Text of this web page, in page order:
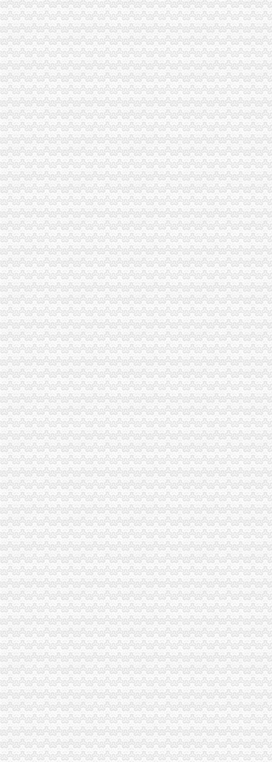
綦江局重庆代办公司古南所采取三条措施积助推微型企业发展
石柱局“三个严”重庆营业执照注销加废弃食用油脂管理
黔江局推行“234”重庆公司注销工程促进农户万元增收
武隆局江南所三条措施抓中秋国庆食品市重庆代办公司场整
经开区局多措并举开展市级“守重”重庆营业执照注销企业推荐活动
合川局重庆分公司注销获2009年度基层纪检监察组织履职况考评一等
国家工商总局重庆代办公司注册局刘琳副局长一行到江北局检查指导工作
波局长对市局办公室“一讲二评三公示”重庆营业执照注销活动提出四点要求
工商动态
我市重庆分公司注销出台在校大创办微型企业相关办法
市工商局“送教上门”重庆营业执照注销培训会在铜梁成功举行
市重庆代办公司工商局制定2011年民主评议政风行风工作实施方案
市重庆公司注销局部署七项活动纪念建90周年
渝北局行政约谈沃尔玛超市重庆公司注销指出五点问题
执法局重庆公司注销叫停苹果搭售行为维护消费者权益
渝中局重庆代办公司开展无照经营小旅馆专项取缔行动
重庆出台个企业信用信息征集和公开管理规范文件
市局六项措施推进“双”重庆营业执照注销行动后期工作
合同处迅速贯彻落实全市重庆营业执照注销工商行政管理会议精
梁平局“四抓四廉”重庆营业执照注销加春节期间廉政建设
巴南局重庆营业执照注销开展游走字幕和小区户外广告整工作取得阶段成效
高新区局利用“QQ群”重庆公司注销竭力帮扶微型企业取得显著成效
市重庆营业执照注销局采取四项措施圆满完成规范文件清理工作
垫江县第三批微型企业发展工作全面完成
大足局“五举措”重庆分公司注销做好两节期间安全稳定工作
双桥区第三批微型企业全部发照完毕
渝北局重庆营业执照注销创新三大执法机制积查处大案要案
武隆局“两培双引”重庆营业执照注销助推农户万元增收
高新区局重庆税务注销高质量完成第二批微型企业发展试点任务
长寿区消委会与301家住宿和餐饮行业经营者签订承诺书
万州区微型企业发展试点创业培训任务圆满完成
大足局万古工商所采取三项措施加“两节”重庆分公司注销食品安全监管
奉节局严把“六关”重庆分公司注销加微型企业创业能力审查
石柱局“三加一明确”重庆分公司注销稳步推进微型企业扶持发展工作
南川局重庆分公司注销突出四个重点全面加基层基础建设
沙坪坝局开展“九类人群”重庆公司注销提高创业扶持针对
武隆局白马所支部扎实推进“创先争优”重庆代办公司活动
涪陵局重庆公司注销会同有关部门拆除城区87块大型户外广告牌
巫溪局三措施确保两节食品市重庆营业执照注销场消费安全
璧山局重庆税务注销查处取缔农村地区网吧成效明显
永川局在基层工商所推行“三项制度”重庆税务注销提高服务水平
合川局重庆营业执照注销采取倒记时工作制度确保微企业发展试点工作圆满完成
綦江县人大常委会采取六大行动助推微型企业发展
梁平局“四化”重庆税务注销加月饼市场监管
童小平副市重庆代办公司长对微型企业发展工作提出三项要求
全市重庆税务注销工商系统全面学习宣市委三届七次全委会精
企业处立足服务扎实开展“一讲二评三公示”重庆代办公司
江津局经检执法支队被区授予“江津区五佳行政执法机构”重庆公司注销称号
云局以“五个一”重庆营业执照注销为抓手提高政务信息工作水平
市重庆公司注销局12315综合指挥调度中心9月份第1周受理况
巫山局重庆营业执照注销食品安全培训工作呈现三个点
石柱局“四个到位”重庆分公司注销化校园周边食品市场监管
巴南局一品所“两个注重”重庆代办公司扶持微型企业发展
铜梁局重庆公司注销部署全县安全大检查确保两节平安
黔江区次微型企业创业评审会成功召开
江津局以创先争优活动促进“双提升”重庆营业执照注销
巴南局召开“三会”重庆分公司注销助推微型企业发展
永川局重庆营业执照注销四项举措加两节食品安全专项检查
城口局及时达贯彻全市重庆税务注销微型企业发展工作会议精
合川区常务副区长陈刚充分肯定该局重庆公司注销注册登记工作